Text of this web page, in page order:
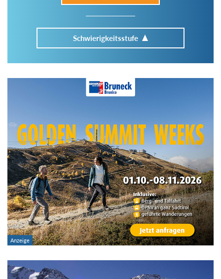
Schwierigkeitsstufe
Im Tourenarchiv suchen
Region:
Gebirge:
Art der Tour:
Schwierigkeitsgrad: